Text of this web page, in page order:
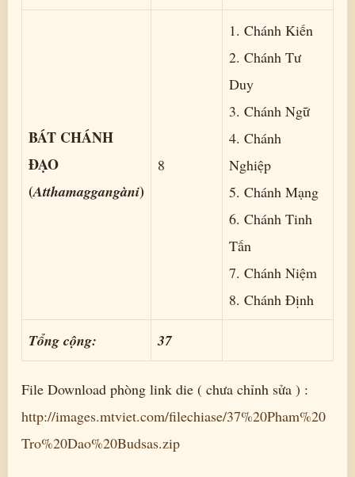
BÁT CHÁNH
ĐẠO
(Atthamaggangàni)
8
1. Chánh Kiến
2. Chánh Tư
Duy
3. Chánh Ngữ
4. Chánh
Nghiệp
5. Chánh Mạng
6. Chánh Tinh
Tấn
7. Chánh Niệm
8. Chánh Ðịnh
Tổng cộng: 37
File Download phòng link die ( chưa chỉnh sửa ) :
http://images.mtviet.com/filechiase/37%20Pham%20
Tro%20Dao%20Budsas.zip